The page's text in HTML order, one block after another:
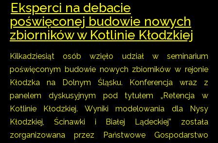
Eksperci na debacie
poświęconej budowie nowych
zbiorników w Kotlinie Kłodzkiej
Kilkadziesiąt osób wzięło udział w seminarium
poświęconym budowie nowych zbiorników w rejonie
Kłodzka na Dolnym Śląsku. Konferencja wraz z
panelem dyskusyjnym pod tytułem „Retencja w
Kotlinie Kłodzkiej. Wyniki modelowania dla Nysy
Kłodzkiej, Ścinawki i Białej Lądeckiej” została
zorganizowana przez Państwowe Gospodarstwo